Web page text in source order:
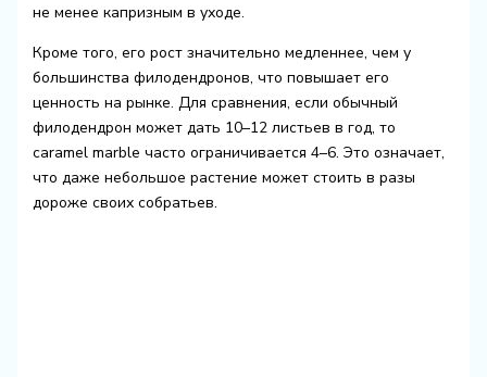
не менее капризным в уходе.
Кроме того, его рост значительно медленнее, чем у
большинства филодендронов, что повышает его
ценность на рынке. Для сравнения, если обычный
филодендрон может дать 10–12 листьев в год, то
caramel marble часто ограничивается 4–6. Это означает,
что даже небольшое растение может стоить в разы
дороже своих собратьев.